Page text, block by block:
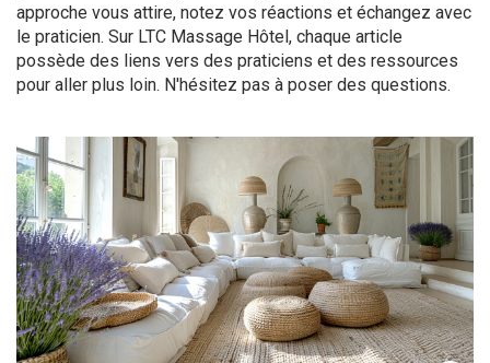
approche vous attire, notez vos réactions et échangez avec
le praticien. Sur LTC Massage Hôtel, chaque article
possède des liens vers des praticiens et des ressources
pour aller plus loin. N'hésitez pas à poser des questions.